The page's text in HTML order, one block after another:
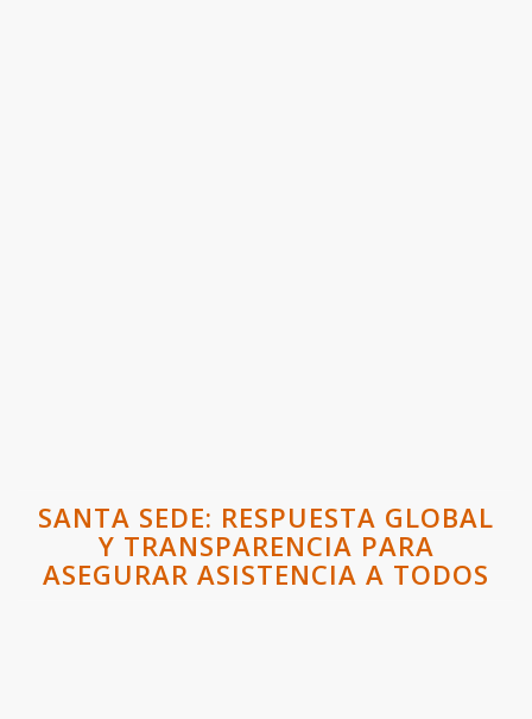
SANTA SEDE: RESPUESTA GLOBAL
Y TRANSPARENCIA PARA
ASEGURAR ASISTENCIA A TODOS